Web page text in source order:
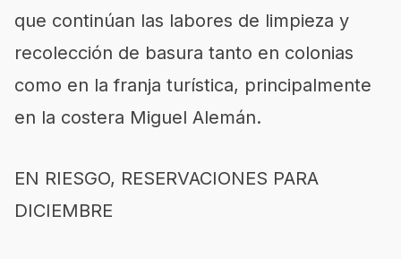
que continúan las labores de limpieza y
recolección de basura tanto en colonias
como en la franja turística, principalmente
en la costera Miguel Alemán.
EN RIESGO, RESERVACIONES PARA
DICIEMBRE